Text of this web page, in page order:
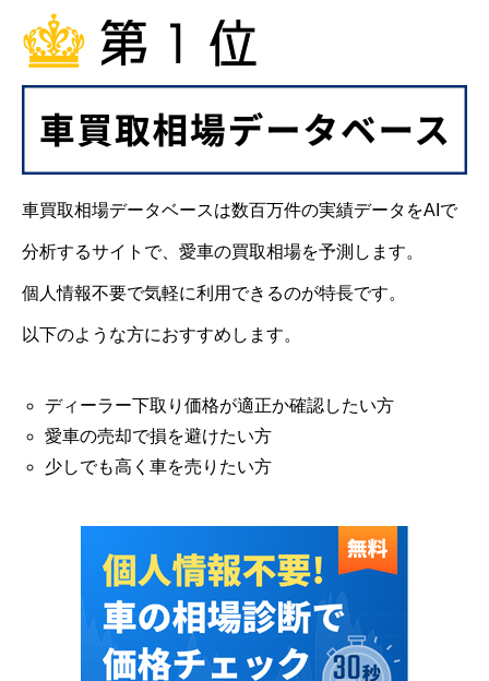
車買取相場データベースは数百万件の実績データをAIで
分析するサイトで、愛車の買取相場を予測します。
個人情報不要で気軽に利用できるのが特長です。
以下のような方におすすめします。
ディーラー下取り価格が適正か確認したい方
愛車の売却で損を避けたい方
少しでも高く車を売りたい方